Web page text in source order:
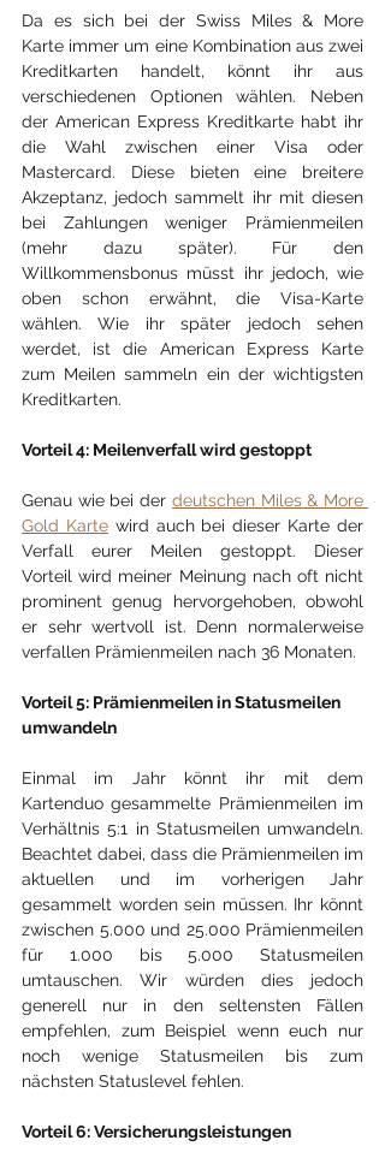
Da es sich bei der Swiss Miles & More
Karte immer um eine Kombination aus zwei
Kreditkarten handelt, könnt ihr aus
verschiedenen Optionen wählen. Neben
der American Express Kreditkarte habt ihr
die Wahl zwischen einer Visa oder
Mastercard. Diese bieten eine breitere
Akzeptanz, jedoch sammelt ihr mit diesen
bei Zahlungen weniger Prämienmeilen
(mehr dazu später). Für den
Willkommensbonus müsst ihr jedoch, wie
oben schon erwähnt, die Visa-Karte
wählen. Wie ihr später jedoch sehen
werdet, ist die American Express Karte
zum Meilen sammeln ein der wichtigsten
Kreditkarten.
Vorteil 4: Meilenverfall wird gestoppt
Genau wie bei der deutschen Miles & More
Gold Karte wird auch bei dieser Karte der
Verfall eurer Meilen gestoppt. Dieser
Vorteil wird meiner Meinung nach oft nicht
prominent genug hervorgehoben, obwohl
er sehr wertvoll ist. Denn normalerweise
verfallen Prämienmeilen nach 36 Monaten.
Vorteil 5: Prämienmeilen in Statusmeilen
umwandeln
Einmal im Jahr könnt ihr mit dem
Kartenduo gesammelte Prämienmeilen im
Verhältnis 5:1 in Statusmeilen umwandeln.
Beachtet dabei, dass die Prämienmeilen im
aktuellen und im vorherigen Jahr
gesammelt worden sein müssen. Ihr könnt
zwischen 5.000 und 25.000 Prämienmeilen
für 1.000 bis 5.000 Statusmeilen
umtauschen. Wir würden dies jedoch
generell nur in den seltensten Fällen
empfehlen, zum Beispiel wenn euch nur
noch wenige Statusmeilen bis zum
nächsten Statuslevel fehlen.
Vorteil 6: Versicherungsleistungen